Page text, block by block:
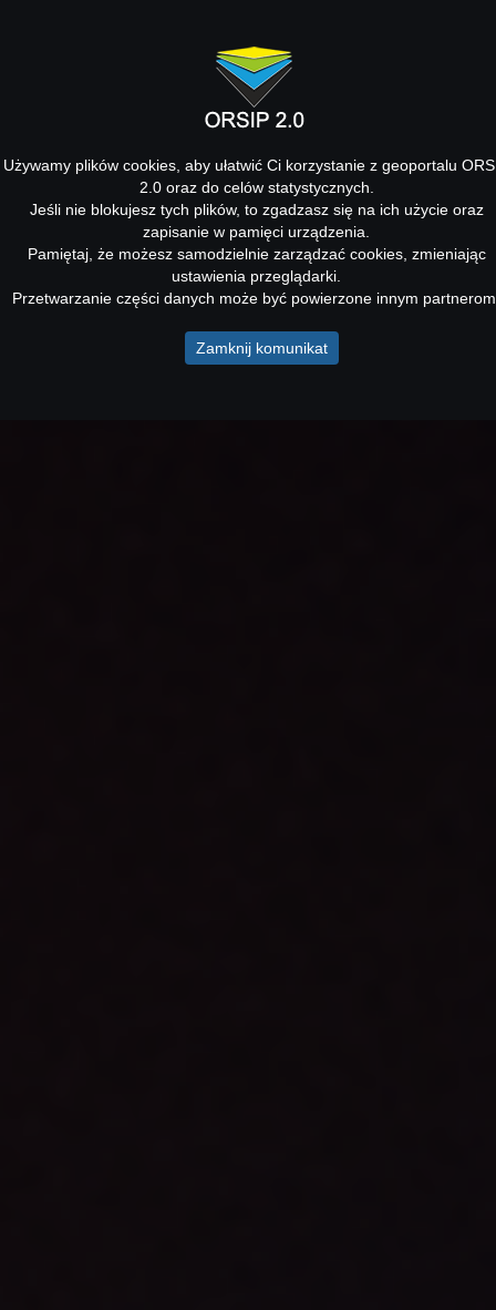
Używamy plików cookies, aby ułatwić Ci korzystanie z geoportalu
2.0 oraz do celów statystycznych.
Jeśli nie blokujesz tych plików, to zgadzasz się na ich użycie oraz
zapisanie w pamięci urządzenia.
Pamiętaj, że możesz samodzielnie zarządzać cookies, zmieniając
ustawienia przeglądarki.
Przetwarzanie części danych może być powierzone innym
Zamknij komunikat